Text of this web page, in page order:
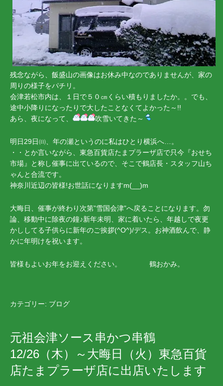
残念ながら、飯盛山の画像はお休み中なのでありませんが、家の
周りの様子をパチリ。
会津若松市内は、１日で５０㎝くらい積もりましたか。。でも、
途中小降りになったりで大したことなくてよかった～!!
あら、夜になって、
吹雪いてきた～
明日29日㈰、年の瀬というのに私はひとり横浜へ…。
・・とか言いながら、東急百貨店たまプラーザ店で只今『おせち
市場』と称し催事に出ているので、そこで鶴店長・スタッフ山ち
ゃんと合流です。
神奈川近辺の皆様!お世話になりますm(__)m
大晦日、催事が終わり次第”雪国会津”へ戻ることになります。勿
論、移動中に除夜の鐘♪新年未明、家に着いたら、年越しで夜更
かししてる子供らに新年のご挨拶(^O^)/デス。お神酒飲んで、静
かに年明けを祝います。
皆様もよいお年をお迎えください。 鶴おかみ。
カテゴリー: ブログ
元祖会津ソース串かつ串鶴
12/26（木）～大晦日（火）東急百貨
店たまプラーザ店に出店いたします